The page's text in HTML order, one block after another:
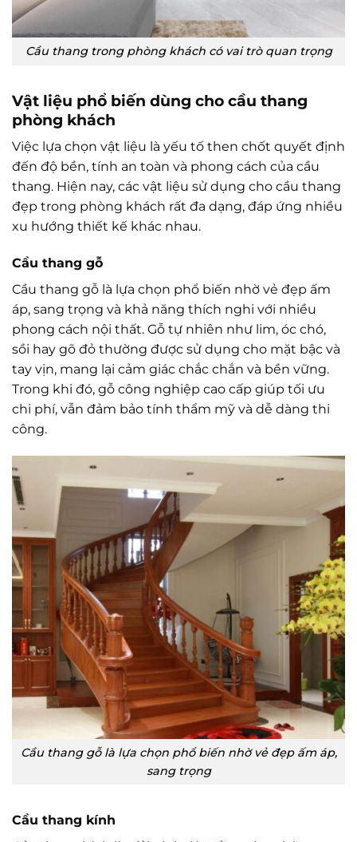
Cầu thang trong phòng khách có vai trò quan trọng
Vật liệu phổ biến dùng cho cầu thang
phòng khách
Việc lựa chọn vật liệu là yếu tố then chốt quyết định
đến độ bền, tính an toàn và phong cách của cầu
thang. Hiện nay, các vật liệu sử dụng cho cầu thang
đẹp trong phòng khách rất đa dạng, đáp ứng nhiều
xu hướng thiết kế khác nhau.
Cầu thang gỗ
Cầu thang gỗ là lựa chọn phổ biến nhờ vẻ đẹp ấm
áp, sang trọng và khả năng thích nghi với nhiều
phong cách nội thất. Gỗ tự nhiên như lim, óc chó,
sồi hay gõ đỏ thường được sử dụng cho mặt bậc và
tay vịn, mang lại cảm giác chắc chắn và bền vững.
Trong khi đó, gỗ công nghiệp cao cấp giúp tối ưu
chi phí, vẫn đảm bảo tính thẩm mỹ và dễ dàng thi
công.
Cầu thang gỗ là lựa chọn phổ biến nhờ vẻ đẹp ấm áp,
sang trọng
Cầu thang kính